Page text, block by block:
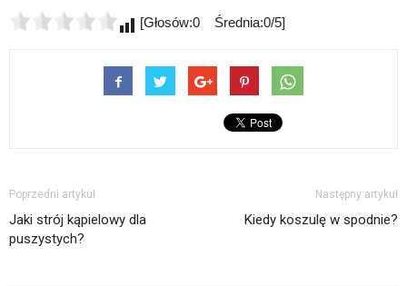
[Głosów:0 Średnia:0/5]
Poprzedni artykuł
Jaki strój kąpielowy dla
puszystych?
Następny artykuł
Kiedy koszulę w spodnie?